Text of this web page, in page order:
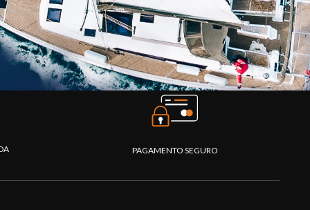
PAGAMENTO SEGURO